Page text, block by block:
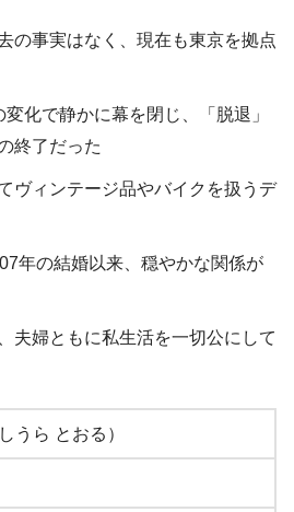
の事実はなく、現在も東京を拠点
化で静かに幕を閉じ、「脱退」
終了だった
ヴィンテージ品やバイクを扱うデ
年の結婚以来、穏やかな関係が
夫婦ともに私生活を一切公にして
うら とおる）